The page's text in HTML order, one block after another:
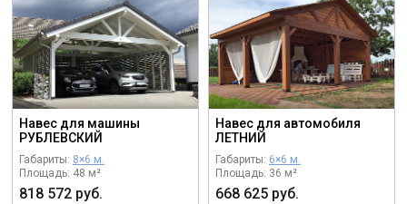
Навес для машины
РУБЛЕВСКИЙ
Габариты: 8×6 м.
Площадь: 48 м²
818 572 руб.
Навес для автомобиля
ЛЕТНИЙ
Габариты: 6×6 м.
Площадь: 36 м²
668 625 руб.